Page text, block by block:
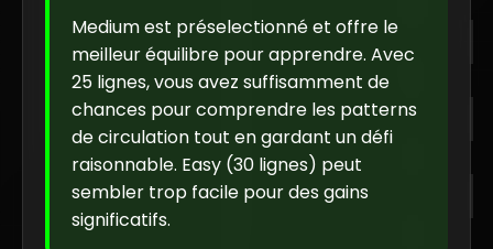
Medium est préselectionné et offre le
meilleur équilibre pour apprendre. Avec
25 lignes, vous avez suffisamment de
chances pour comprendre les patterns
de circulation tout en gardant un défi
raisonnable. Easy (30 lignes) peut
sembler trop facile pour des gains
significatifs.